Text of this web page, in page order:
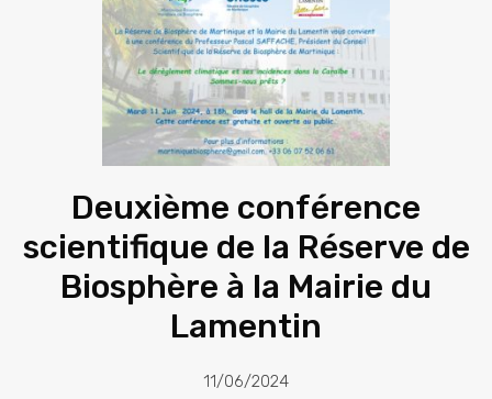
Deuxième conférence
scientifique de la Réserve de
Biosphère à la Mairie du
Lamentin
11/06/2024